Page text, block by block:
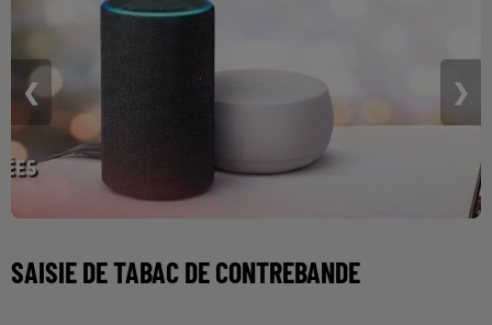
❮ ❯
SAISIE DE TABAC DE CONTREBANDE